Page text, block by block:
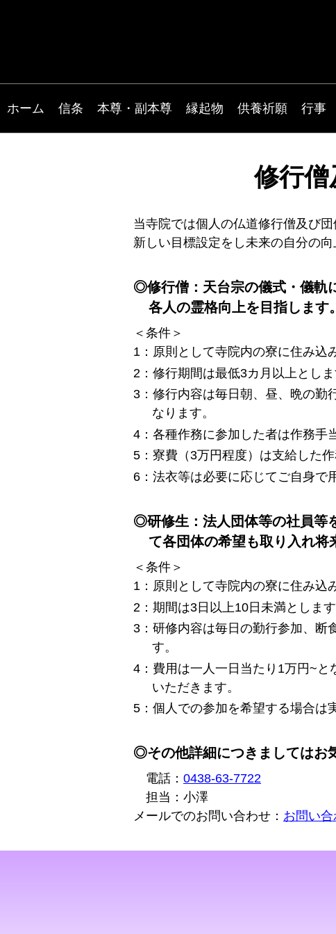
ホーム 信条 本尊・副本尊 縁起物 供養祈願 行事
修行僧
当寺院では個人の仏道修行僧及び
新しい目標設定をし未来の自分の
◎修行僧：天台宗の儀式・儀軌
各人の霊格向上を目指します。
＜条件＞
1：原則として寺院内の寮に住み込
2：修行期間は最低3カ月以上としま
3：修行内容は毎日朝、昼、晩の勤
なります。
4：各種作務に参加した者は作務手
5：寮費（3万円程度）は支給した
6：法衣等は必要に応じてご自身で
◎研修生：法人団体等の社員等
て各団体の希望も取り入れ将
＜条件＞
1：原則として寺院内の寮に住み込
2：期間は3日以上10日未満とします
3：研修内容は毎日の勤行参加、断
す。
4：費用は一人一日当たり1万円~
いただきます。
5：個人での参加を希望する場合は
◎その他詳細につきましてはお
電話： 0438-63-7722
担当：小澤
メールでのお問い合わせ： お問い